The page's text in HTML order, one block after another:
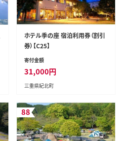
ホテル季の座 宿泊利用券（割引
券）【C25】
寄付金額
31,000円
三重県紀北町
88